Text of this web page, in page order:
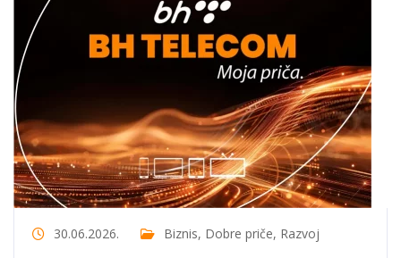
30.06.2026. Biznis, Dobre priče, Razvoj